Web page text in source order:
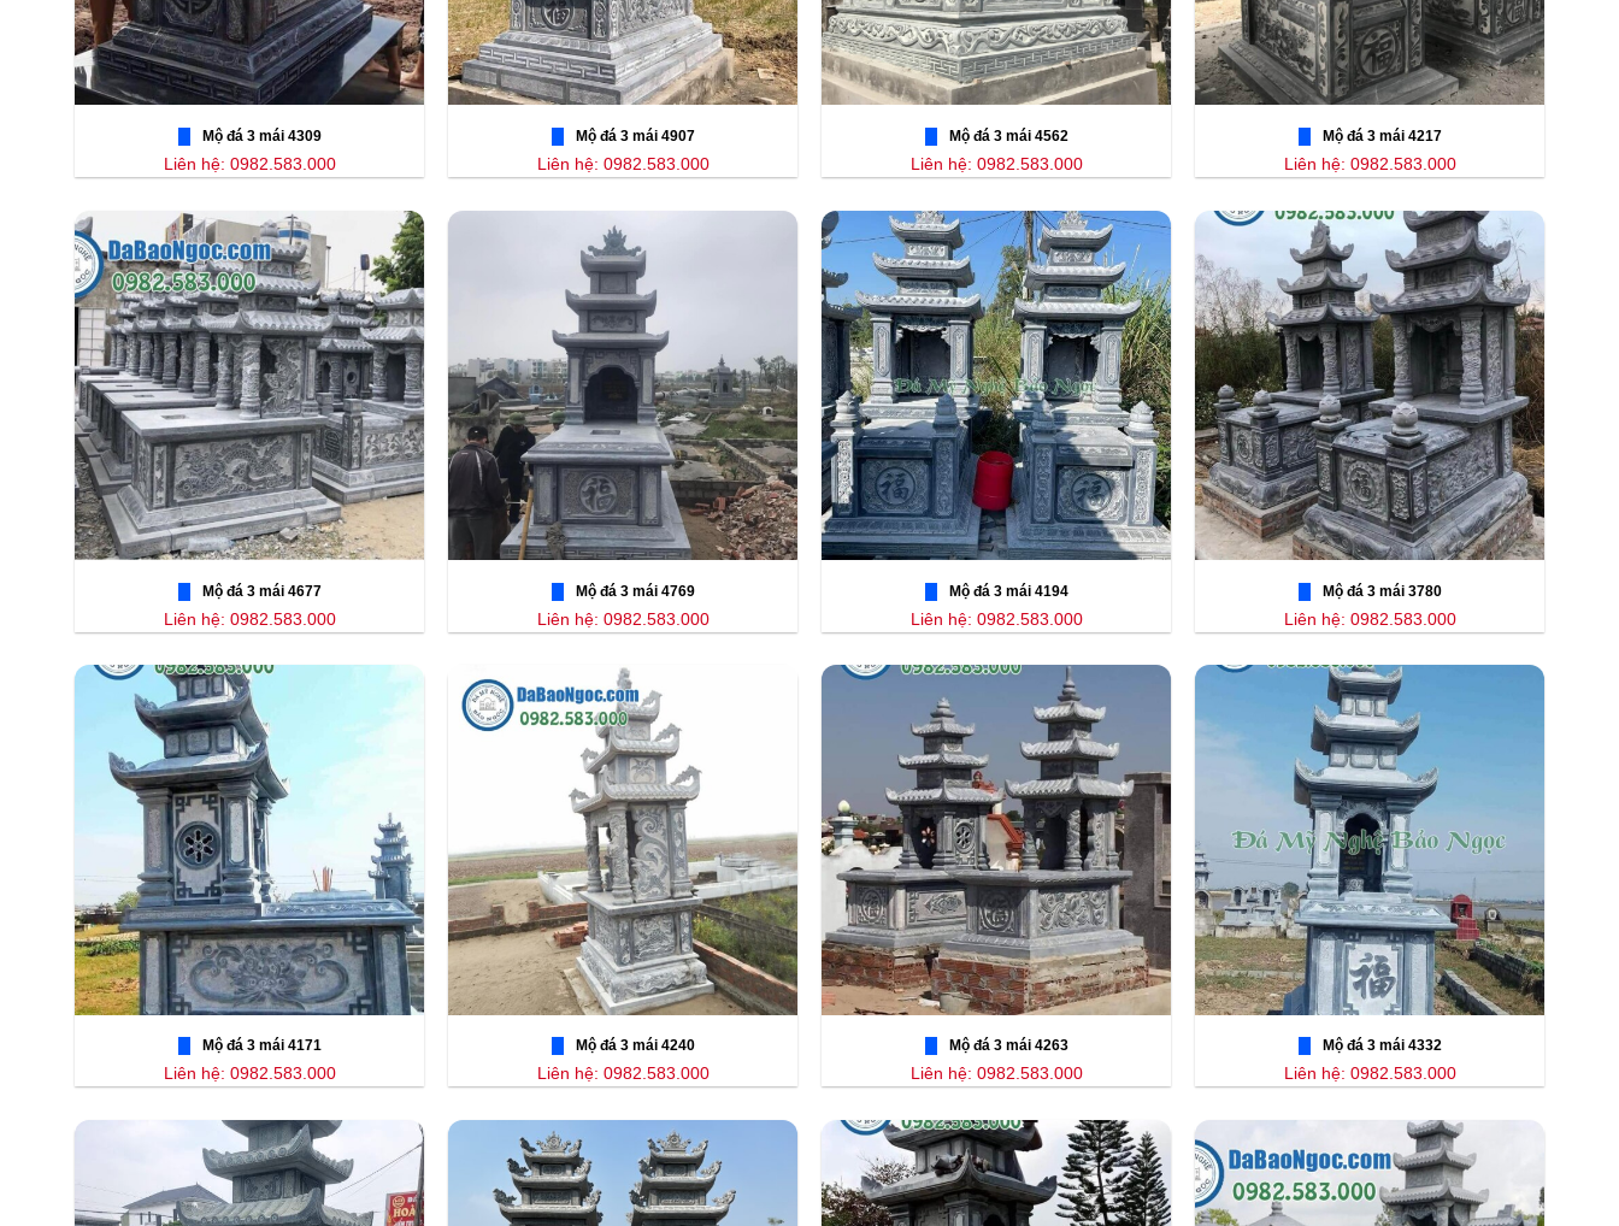
Mộ đá 3 mái 4309
Liên hệ: 0982.583.000
Mộ đá 3 mái 4907
Liên hệ: 0982.583.000
Mộ đá 3 mái 4562
Liên hệ: 0982.583.000
Mộ đá 3 mái 4217
Liên hệ: 0982.583.000
Mộ đá 3 mái 4677
Liên hệ: 0982.583.000
Mộ đá 3 mái 4769
Liên hệ: 0982.583.000
Mộ đá 3 mái 4194
Liên hệ: 0982.583.000
Mộ đá 3 mái 3780
Liên hệ: 0982.583.000
Mộ đá 3 mái 4171
Liên hệ: 0982.583.000
Mộ đá 3 mái 4240
Liên hệ: 0982.583.000
Mộ đá 3 mái 4263
Liên hệ: 0982.583.000
Mộ đá 3 mái 4332
Liên hệ: 0982.583.000